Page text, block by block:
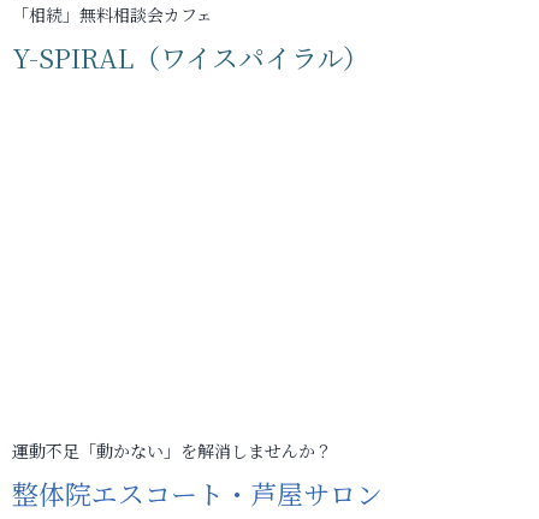
「相続」無料相談会カフェ
Y-SPIRAL（ワイスパイラル）
運動不足「動かない」を解消しませんか？
整体院エスコート・芦屋サロン